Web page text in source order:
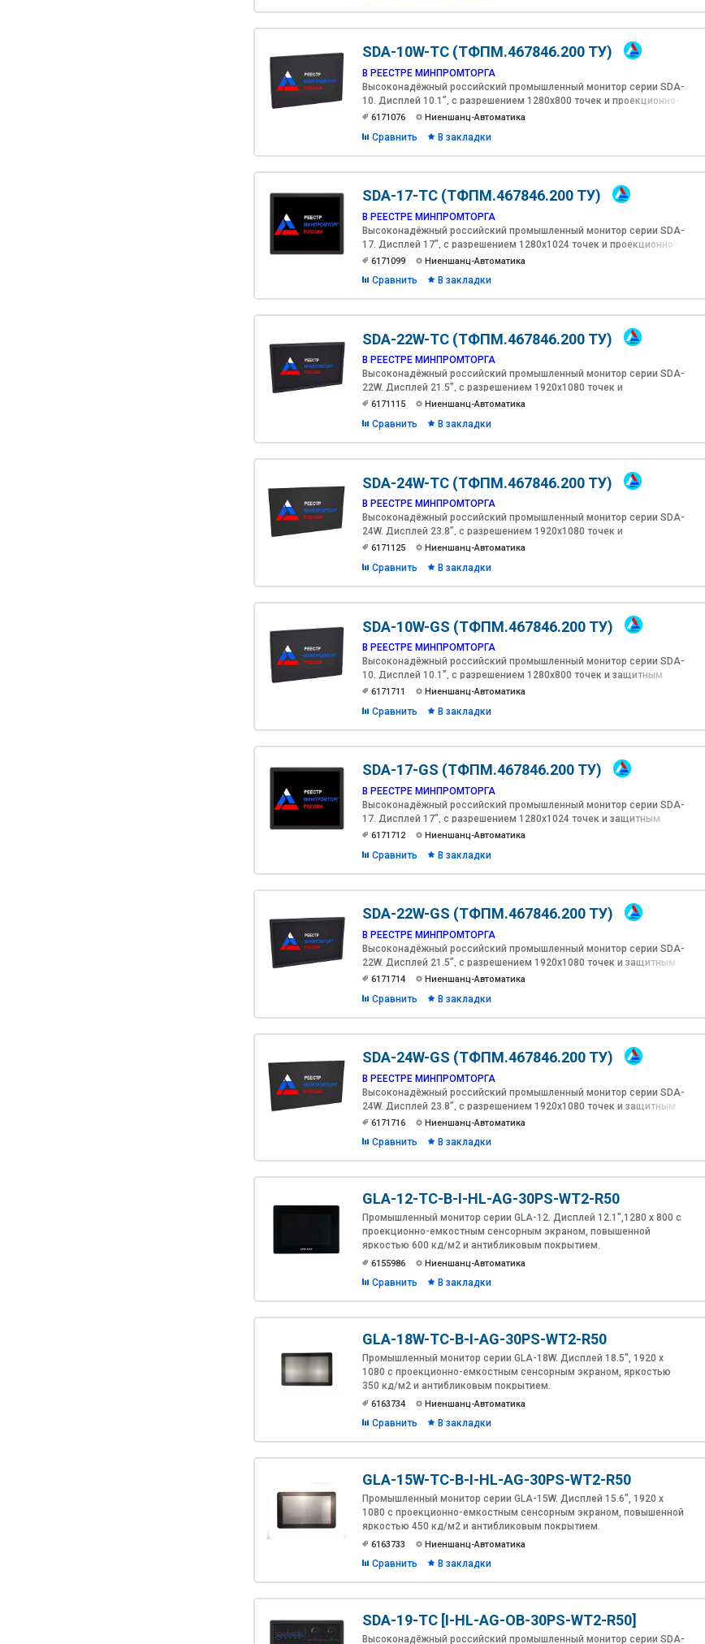
SDA-10W-TC (ТФПМ.467846.200 ТУ)
В РЕЕСТРЕ МИНПРОМТОРГА
Высоконадёжный российский промышленный монитор серии SDA-
10. Дисплей 10.1”, с разрешением 1280х800 точек и проекционно-
емкостным сенсорным экраном, яркостью 1200 кд/м2 c
Bonding).
6171076 Ниеншанц-Автоматика
Сравнить В закладки
SDA-17-TC (ТФПМ.467846.200 ТУ)
В РЕЕСТРЕ МИНПРОМТОРГА
Высоконадёжный российский промышленный монитор серии SDA-
17. Дисплей 17”, с разрешением 1280х1024 точек и проекционно-
емкостным сенсорным экраном, яркостью 500 кд/м2 c
Bonding).
6171099 Ниеншанц-Автоматика
Сравнить В закладки
SDA-22W-TC (ТФПМ.467846.200 ТУ)
В РЕЕСТРЕ МИНПРОМТОРГА
Высоконадёжный российский промышленный монитор серии SDA-
22W. Дисплей 21.5”, с разрешением 1920х1080 точек и
проекционно-емкостным сенсорным экраном, яркостью 500 кд/
склейкой(Optical Bonding).
6171115 Ниеншанц-Автоматика
Сравнить В закладки
SDA-24W-TC (ТФПМ.467846.200 ТУ)
В РЕЕСТРЕ МИНПРОМТОРГА
Высоконадёжный российский промышленный монитор серии SDA-
24W. Дисплей 23.8”, с разрешением 1920х1080 точек и
проекционно-емкостным сенсорным экраном, яркостью 1000 кд/
склейкой(Optical Bonding).
6171125 Ниеншанц-Автоматика
Сравнить В закладки
SDA-10W-GS (ТФПМ.467846.200 ТУ)
В РЕЕСТРЕ МИНПРОМТОРГА
Высоконадёжный российский промышленный монитор серии SDA-
10. Дисплей 10.1”, с разрешением 1280х800 точек и защитным
стеклом, яркостью 1200 кд/м2 c антибликовым, антиУФ
6171711 Ниеншанц-Автоматика
Сравнить В закладки
SDA-17-GS (ТФПМ.467846.200 ТУ)
В РЕЕСТРЕ МИНПРОМТОРГА
Высоконадёжный российский промышленный монитор серии SDA-
17. Дисплей 17”, с разрешением 1280х1024 точек и защитным
стеклом, яркостью 500 кд/м2 c антибликовым, антиУФ
6171712 Ниеншанц-Автоматика
Сравнить В закладки
SDA-22W-GS (ТФПМ.467846.200 ТУ)
В РЕЕСТРЕ МИНПРОМТОРГА
Высоконадёжный российский промышленный монитор серии SDA-
22W. Дисплей 21.5”, с разрешением 1920х1080 точек и защитным
стеклом, яркостью 500 кд/м2 c антибликовым, антиУФ
6171714 Ниеншанц-Автоматика
Сравнить В закладки
SDA-24W-GS (ТФПМ.467846.200 ТУ)
В РЕЕСТРЕ МИНПРОМТОРГА
Высоконадёжный российский промышленный монитор серии SDA-
24W. Дисплей 23.8”, с разрешением 1920х1080 точек и защитным
стеклом, яркостью 1000 кд/м2 c антибликовым, антиУФ
6171716 Ниеншанц-Автоматика
Сравнить В закладки
GLA-12-TС-B-I-HL-AG-30PS-WT2-R50
Промышленный монитор серии GLA-12. Дисплей 12.1",1280 х 800 с
проекционно-емкостным сенсорным экраном, повышенной
яркостью 600 кд/м2 и антибликовым покрытием.
6155986 Ниеншанц-Автоматика
Сравнить В закладки
GLA-18W-TC-B-I-AG-30PS-WT2-R50
Промышленный монитор серии GLA-18W. Дисплей 18.5", 1920 х
1080 с проекционно-емкостным сенсорным экраном, яркостью
350 кд/м2 и антибликовым покрытием.
6163734 Ниеншанц-Автоматика
Сравнить В закладки
GLA-15W-TC-B-I-HL-AG-30PS-WT2-R50
Промышленный монитор серии GLA-15W. Дисплей 15.6", 1920 х
1080 с проекционно-емкостным сенсорным экраном, повышенной
яркостью 450 кд/м2 и антибликовым покрытием.
6163733 Ниеншанц-Автоматика
Сравнить В закладки
SDA-19-TC [I-HL-AG-OB-30PS-WT2-R50]
Высоконадёжный российский промышленный монитор серии SDA-